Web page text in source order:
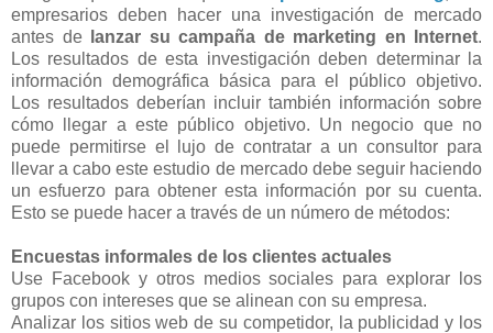
empresarios deben hacer una investigación de mercado
antes de
lanzar su campaña de marketing en Internet.
Los resultados de esta investigación deben determinar la
información demográfica básica para el público objetivo.
Los resultados deberían incluir también información sobre
cómo llegar a este público objetivo. Un negocio que no
puede permitirse el lujo de contratar a un consultor para
llevar a cabo este estudio de mercado debe seguir haciendo
un esfuerzo para obtener esta información por su cuenta.
Esto se puede hacer a través de un número de métodos:
Encuestas informales de los clientes actuales
Use Facebook y otros medios sociales para explorar los
grupos con intereses que se alinean con su empresa.
Analizar los sitios web de su competidor, la publicidad y los